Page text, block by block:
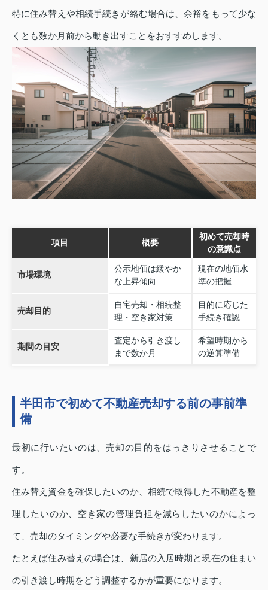
特に住み替えや相続手続きが絡む場合は、余裕をもって少な
くとも数か月前から動き出すことをおすすめします。
項目 概要
初めて売却時
の意識点
市場環境
公示地価は緩やか
な上昇傾向
現在の地価水
準の把握
売却目的
自宅売却・相続整
理・空き家対策
目的に応じた
手続き確認
期間の目安
査定から引き渡し
まで数か月
希望時期から
の逆算準備
半田市で初めて不動産売却する前の事前準
備
最初に行いたいのは、売却の目的をはっきりさせることで
す。
住み替え資金を確保したいのか、相続で取得した不動産を整
理したいのか、空き家の管理負担を減らしたいのかによっ
て、売却のタイミングや必要な手続きが変わります。
たとえば住み替えの場合は、新居の入居時期と現在の住まい
の引き渡し時期をどう調整するかが重要になります。